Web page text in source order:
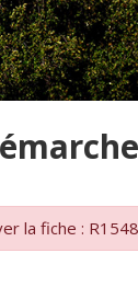
la fiche :